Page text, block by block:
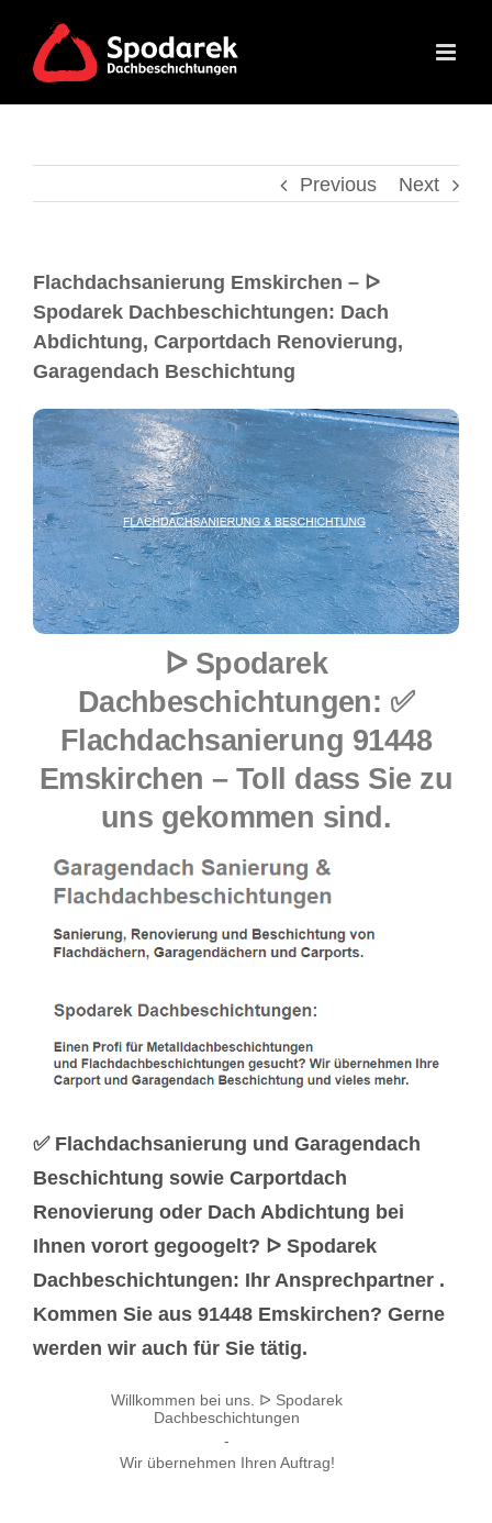
Previous Next
Flachdachsanierung Emskirchen – ᐅ
Spodarek Dachbeschichtungen: Dach
Abdichtung, Carportdach Renovierung,
Garagendach Beschichtung
ᐅ Spodarek
Dachbeschichtungen: ✅
Flachdachsanierung 91448
Emskirchen – Toll dass Sie zu
uns gekommen sind.
✅ Flachdachsanierung und Garagendach
Beschichtung sowie Carportdach
Renovierung oder Dach Abdichtung bei
Ihnen vorort gegoogelt? ᐅ Spodarek
Dachbeschichtungen: Ihr Ansprechpartner .
Kommen Sie aus 91448 Emskirchen? Gerne
werden wir auch für Sie tätig.
Willkommen bei uns. ᐅ Spodarek
Dachbeschichtungen
-
Wir übernehmen Ihren Auftrag!